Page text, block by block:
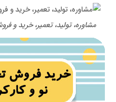
مشاوره، تولید، تعمیر، خرید و